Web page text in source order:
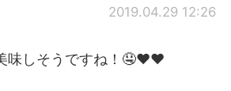
2019.04.29 12:26
味しそうですね！🤤❤︎❤︎